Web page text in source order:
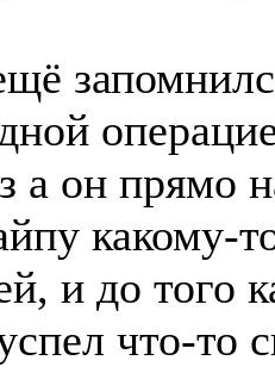
а он прямо
какому-
и до того
что-то